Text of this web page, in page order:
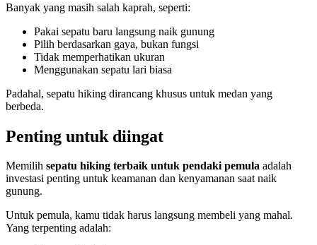
Banyak yang masih salah kaprah, seperti:
Pakai sepatu baru langsung naik gunung
Pilih berdasarkan gaya, bukan fungsi
Tidak memperhatikan ukuran
Menggunakan sepatu lari biasa
Padahal, sepatu hiking dirancang khusus untuk medan yang
berbeda.
Penting untuk diingat
Memilih sepatu hiking terbaik untuk pendaki pemula adalah
investasi penting untuk keamanan dan kenyamanan saat naik
gunung.
Untuk pemula, kamu tidak harus langsung membeli yang mahal.
Yang terpenting adalah: